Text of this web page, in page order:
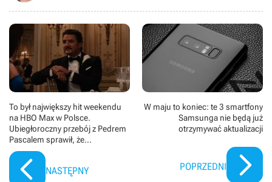
To był największy hit weekendu
na HBO Max w Polsce.
Ubiegłoroczny przebój z Pedrem
Pascalem sprawił, że
konkurencja nie miała szans
NASTĘPNY
W maju to koniec: te 3 smartfony
Samsunga nie będą już
otrzymywać aktualizacji
POPRZEDNI